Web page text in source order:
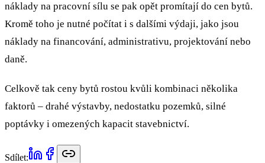
náklady na pracovní sílu se pak opět promítají do cen bytů.
Kromě toho je nutné počítat i s dalšími výdaji, jako jsou
náklady na financování, administrativu, projektování nebo
daně.
Celkově tak ceny bytů rostou kvůli kombinaci několika
faktorů – drahé výstavby, nedostatku pozemků, silné
poptávky i omezených kapacit stavebnictví.
Sdílet: